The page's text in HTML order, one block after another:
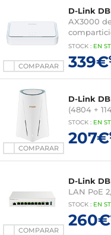
COMPARAR
D-Link
AX3000
Batería
STOCK : EN
339€
COMPARAR
D-Link
(4804 +
STOCK : EN
207€
COMPARAR
D-Link
LAN PoE
STOCK : EN
260€